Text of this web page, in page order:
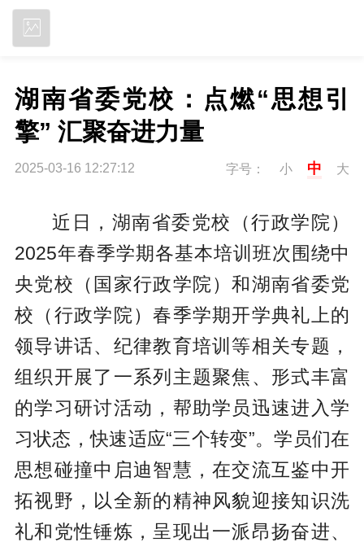
湖南省委党校：点燃“思想引
擎” 汇聚奋进力量
2025-03-16 12:27:12 字号： 小 中 大
近日，湖南省委党校（行政学院）
2025年春季学期各基本培训班次围绕中
央党校（国家行政学院）和湖南省委党
校（行政学院）春季学期开学典礼上的
领导讲话、纪律教育培训等相关专题，
组织开展了一系列主题聚焦、形式丰富
的学习研讨活动，帮助学员迅速进入学
习状态，快速适应“三个转变”。学员们在
思想碰撞中启迪智慧，在交流互鉴中开
拓视野，以全新的精神风貌迎接知识洗
礼和党性锤炼，呈现出一派昂扬奋进、